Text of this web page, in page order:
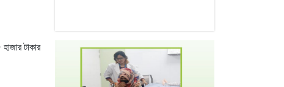
টাকার